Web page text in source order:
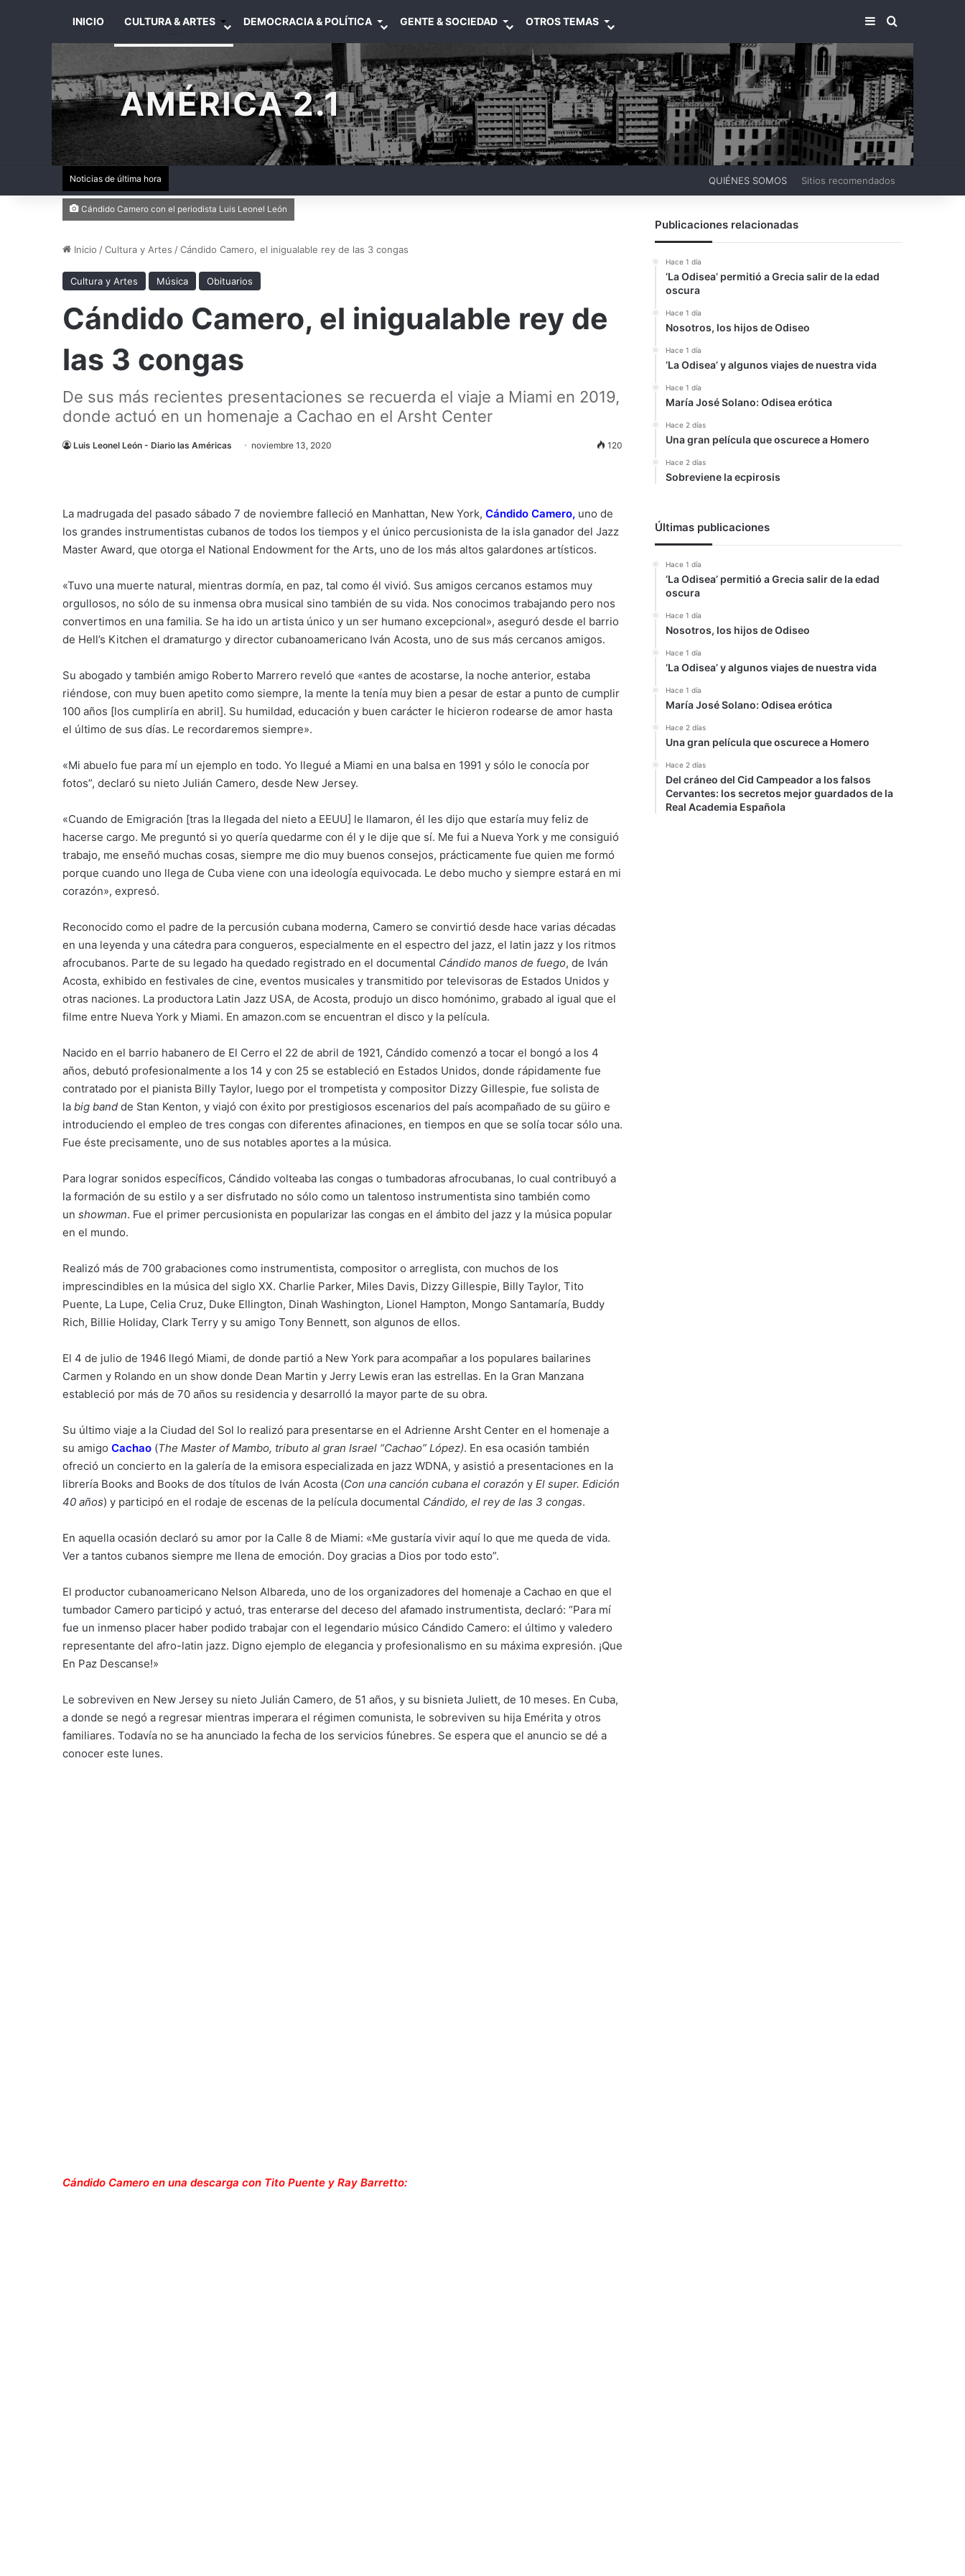
INICIO CULTURA & ARTES DEMOCRACIA & POLÍTICA GENTE & SOCIEDAD OTROS TEMAS BARRA LATERAL
BUSCAR
AMÉRICA 2.1
Noticias de última hora QUIÉNES SOMOS Sitios recomendados
Cándido Camero con el periodista Luis Leonel León
Inicio /Cultura y Artes /Cándido Camero, el inigualable rey de las 3 congas
Cultura y Artes Música Obituarios
Cándido Camero, el inigualable rey de
las 3 congas
De sus más recientes presentaciones se recuerda el viaje a Miami en 2019,
donde actuó en un homenaje a Cachao en el Arsht Center
Luis Leonel León - Diario las Américas noviembre 13, 2020 120
La madrugada del pasado sábado 7 de noviembre falleció en Manhattan, New York, Cándido Camero, uno de
los grandes instrumentistas cubanos de todos los tiempos y el único percusionista de la isla ganador del Jazz
Master Award, que otorga el National Endowment for the Arts, uno de los más altos galardones artísticos.
«Tuvo una muerte natural, mientras dormía, en paz, tal como él vivió. Sus amigos cercanos estamos muy
orgullosos, no sólo de su inmensa obra musical sino también de su vida. Nos conocimos trabajando pero nos
convertimos en una familia. Se ha ido un artista único y un ser humano excepcional», aseguró desde el barrio
de Hell’s Kitchen el dramaturgo y director cubanoamericano Iván Acosta, uno de sus más cercanos amigos.
Su abogado y también amigo Roberto Marrero reveló que «antes de acostarse, la noche anterior, estaba
riéndose, con muy buen apetito como siempre, la mente la tenía muy bien a pesar de estar a punto de cumplir
100 años [los cumpliría en abril]. Su humildad, educación y buen carácter le hicieron rodearse de amor hasta
el último de sus días. Le recordaremos siempre».
«Mi abuelo fue para mí un ejemplo en todo. Yo llegué a Miami en una balsa en 1991 y sólo le conocía por
fotos”, declaró su nieto Julián Camero, desde New Jersey.
«Cuando de Emigración [tras la llegada del nieto a EEUU] le llamaron, él les dijo que estaría muy feliz de
hacerse cargo. Me preguntó si yo quería quedarme con él y le dije que sí. Me fui a Nueva York y me consiguió
trabajo, me enseñó muchas cosas, siempre me dio muy buenos consejos, prácticamente fue quien me formó
porque cuando uno llega de Cuba viene con una ideología equivocada. Le debo mucho y siempre estará en mi
corazón», expresó.
Reconocido como el padre de la percusión cubana moderna, Camero se convirtió desde hace varias décadas
en una leyenda y una cátedra para congueros, especialmente en el espectro del jazz, el latin jazz y los ritmos
afrocubanos. Parte de su legado ha quedado registrado en el documental Cándido manos de fuego, de Iván
Acosta, exhibido en festivales de cine, eventos musicales y transmitido por televisoras de Estados Unidos y
otras naciones. La productora Latin Jazz USA, de Acosta, produjo un disco homónimo, grabado al igual que el
filme entre Nueva York y Miami. En amazon.com se encuentran el disco y la película.
Nacido en el barrio habanero de El Cerro el 22 de abril de 1921, Cándido comenzó a tocar el bongó a los 4
años, debutó profesionalmente a los 14 y con 25 se estableció en Estados Unidos, donde rápidamente fue
contratado por el pianista Billy Taylor, luego por el trompetista y compositor Dizzy Gillespie, fue solista de
la big band de Stan Kenton, y viajó con éxito por prestigiosos escenarios del país acompañado de su güiro e
introduciendo el empleo de tres congas con diferentes afinaciones, en tiempos en que se solía tocar sólo una.
Fue éste precisamente, uno de sus notables aportes a la música.
Para lograr sonidos específicos, Cándido volteaba las congas o tumbadoras afrocubanas, lo cual contribuyó a
la formación de su estilo y a ser disfrutado no sólo como un talentoso instrumentista sino también como
un showman. Fue el primer percusionista en popularizar las congas en el ámbito del jazz y la música popular
en el mundo.
Realizó más de 700 grabaciones como instrumentista, compositor o arreglista, con muchos de los
imprescindibles en la música del siglo XX. Charlie Parker, Miles Davis, Dizzy Gillespie, Billy Taylor, Tito
Puente, La Lupe, Celia Cruz, Duke Ellington, Dinah Washington, Lionel Hampton, Mongo Santamaría, Buddy
Rich, Billie Holiday, Clark Terry y su amigo Tony Bennett, son algunos de ellos.
El 4 de julio de 1946 llegó Miami, de donde partió a New York para acompañar a los populares bailarines
Carmen y Rolando en un show donde Dean Martin y Jerry Lewis eran las estrellas. En la Gran Manzana
estableció por más de 70 años su residencia y desarrolló la mayor parte de su obra.
Su último viaje a la Ciudad del Sol lo realizó para presentarse en el Adrienne Arsht Center en el homenaje a
su amigo Cachao (The Master of Mambo, tributo al gran Israel “Cachao” López). En esa ocasión también
ofreció un concierto en la galería de la emisora especializada en jazz WDNA, y asistió a presentaciones en la
librería Books and Books de dos títulos de Iván Acosta (Con una canción cubana el corazón y El super. Edición
40 años) y participó en el rodaje de escenas de la película documental Cándido, el rey de las 3 congas.
En aquella ocasión declaró su amor por la Calle 8 de Miami: «Me gustaría vivir aquí lo que me queda de vida.
Ver a tantos cubanos siempre me llena de emoción. Doy gracias a Dios por todo esto”.
El productor cubanoamericano Nelson Albareda, uno de los organizadores del homenaje a Cachao en que el
tumbador Camero participó y actuó, tras enterarse del deceso del afamado instrumentista, declaró: “Para mí
fue un inmenso placer haber podido trabajar con el legendario músico Cándido Camero: el último y valedero
representante del afro-latin jazz. Digno ejemplo de elegancia y profesionalismo en su máxima expresión. ¡Que
En Paz Descanse!»
Le sobreviven en New Jersey su nieto Julián Camero, de 51 años, y su bisnieta Juliett, de 10 meses. En Cuba,
a donde se negó a regresar mientras imperara el régimen comunista, le sobreviven su hija Emérita y otros
familiares. Todavía no se ha anunciado la fecha de los servicios fúnebres. Se espera que el anuncio se dé a
conocer este lunes.
Cándido Camero en una descarga con Tito Puente y Ray Barretto:
Publicaciones relacionadas
Hace 1 día
‘La Odisea’ permitió a Grecia salir de la edad
oscura
Hace 1 día
Nosotros, los hijos de Odiseo
Hace 1 día
‘La Odisea’ y algunos viajes de nuestra vida
Hace 1 día
María José Solano: Odisea erótica
Hace 2 días
Una gran película que oscurece a Homero
Hace 2 días
Sobreviene la ecpirosis
Últimas publicaciones
Hace 1 día
‘La Odisea’ permitió a Grecia salir de la edad
oscura
Hace 1 día
Nosotros, los hijos de Odiseo
Hace 1 día
‘La Odisea’ y algunos viajes de nuestra vida
Hace 1 día
María José Solano: Odisea erótica
Hace 2 días
Una gran película que oscurece a Homero
Hace 2 días
Del cráneo del Cid Campeador a los falsos
Cervantes: los secretos mejor guardados de la
Real Academia Española